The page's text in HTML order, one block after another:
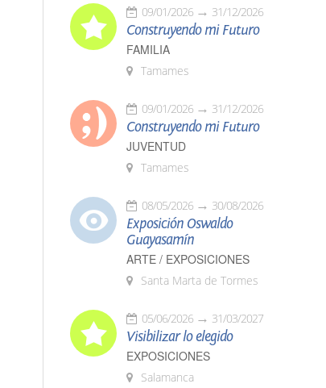
09/01/2026 31/12/2026
Construyendo mi Futuro
FAMILIA
Tamames
09/01/2026 31/12/2026
Construyendo mi Futuro
JUVENTUD
Tamames
08/05/2026 30/08/2026
Exposición Oswaldo
Guayasamín
ARTE / EXPOSICIONES
Santa Marta de Tormes
05/06/2026 31/03/2027
Visibilizar lo elegido
EXPOSICIONES
Salamanca